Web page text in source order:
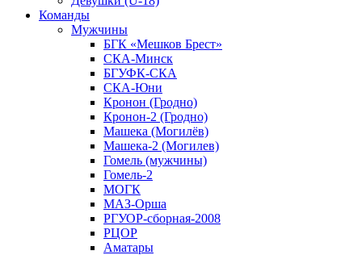
Команды
Мужчины
БГК «Мешков Брест»
СКА-Минск
БГУФК-СКА
СКА-Юни
Кронон (Гродно)
Кронон-2 (Гродно)
Машека (Могилёв)
Машека-2 (Могилев)
Гомель (мужчины)
Гомель-2
МОГК
МАЗ-Орша
РГУОР-сборная-2008
РЦОР
Аматары